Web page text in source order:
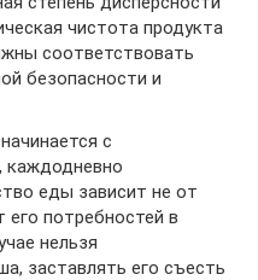
чистота продукта
соответствовать
безопасности и
с
каждодневно
еды зависит не от
его потребностей в
нельзя
заставлять его съесть